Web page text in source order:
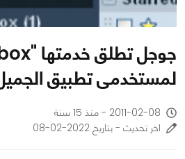
لمستخدمى تطبيق
2011-02-08 - منذ 15 سنة
اخر تحديث - بتاريخ 2022-02-08